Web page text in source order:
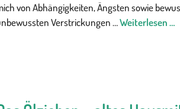
von Abhängigkeiten, Ängsten sowie
Verstrickungen …Weiterlesen …